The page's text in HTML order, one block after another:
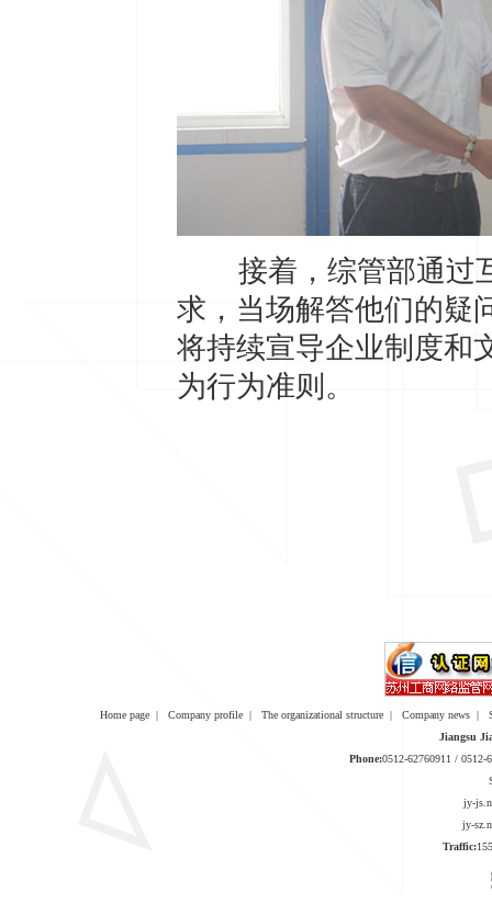
接着，综管部通过互
求，当场解答他们的疑
将持续宣导企业制度和
为行为准则。
Home page | Company profile | The organizational structure | Company news |
Jiangsu
Phone:0512-62760911 / 0512-
jy-
jy-
Traffic: